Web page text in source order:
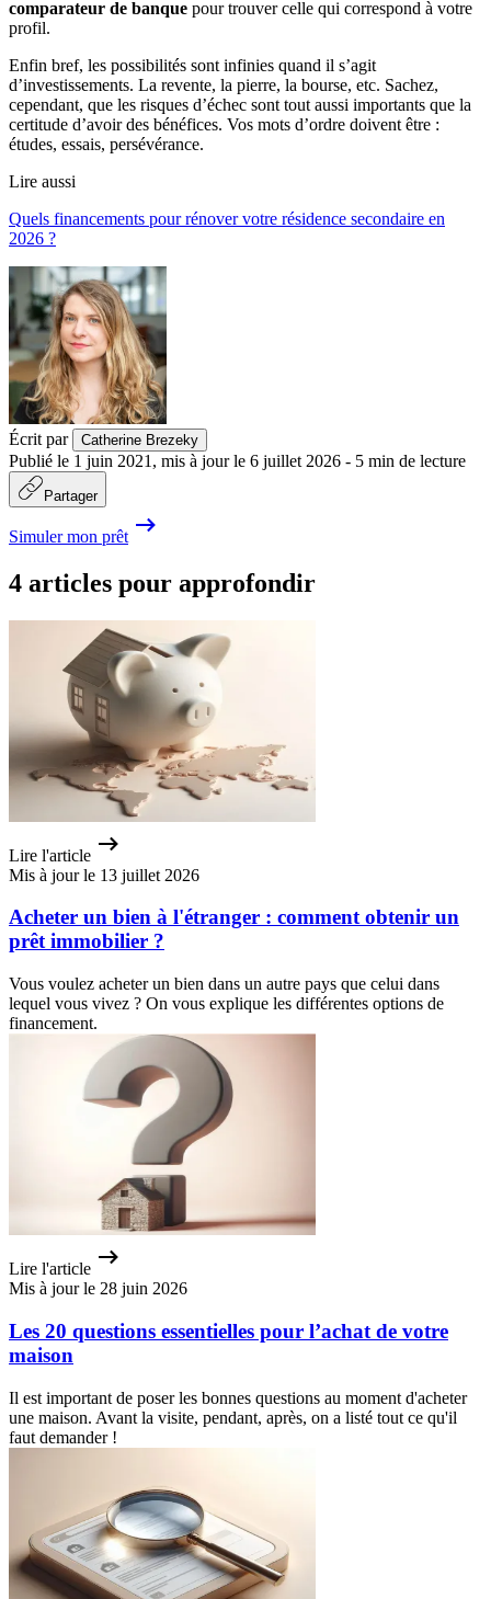
comparateur de banque pour trouver celle qui correspond à votre
profil.
Enfin bref, les possibilités sont infinies quand il s’agit
d’investissements. La revente, la pierre, la bourse, etc. Sachez,
cependant, que les risques d’échec sont tout aussi importants que la
certitude d’avoir des bénéfices. Vos mots d’ordre doivent être :
études, essais, persévérance.
Lire aussi
Quels financements pour rénover votre résidence secondaire en
2026 ?
Écrit par Catherine Brezeky
Publié le 1 juin 2021 , mis à jour le 6 juillet 2026 - 5 min de lecture
Partager
Simuler mon prêt
4 articles pour approfondir
Lire l'article
Mis à jour le 13 juillet 2026
Acheter un bien à l'étranger : comment obtenir un
prêt immobilier ?
Vous voulez acheter un bien dans un autre pays que celui dans
lequel vous vivez ? On vous explique les différentes options de
financement.
Lire l'article
Mis à jour le 28 juin 2026
Les 20 questions essentielles pour l’achat de votre
maison
Il est important de poser les bonnes questions au moment d'acheter
une maison. Avant la visite, pendant, après, on a listé tout ce qu'il
faut demander !